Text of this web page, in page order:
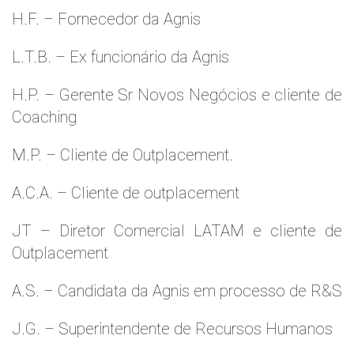
H.F. – Fornecedor da Agnis
L.T.B. – Ex funcionário da Agnis
H.P. – Gerente Sr Novos Negócios e cliente de
Coaching
M.P. – Cliente de Outplacement.
A.C.A. – Cliente de outplacement
JT – Diretor Comercial LATAM e cliente de
Outplacement
A.S. – Candidata da Agnis em processo de R&S
J.G. – Superintendente de Recursos Humanos